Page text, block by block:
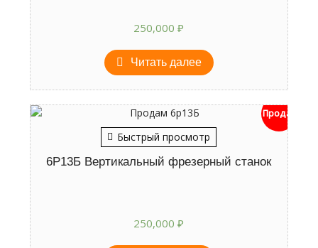
250,000₽
Читать далее
Быстрый просмотр
Продан
6Р13Б Вертикальный фрезерный станок
250,000₽